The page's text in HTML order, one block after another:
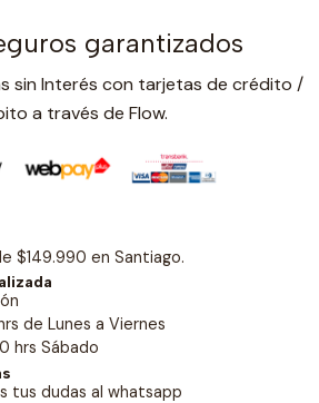
garantizados
sin Interés con tarjetas de crédito /
a través de Flow.
$149.990 en Santiago.
de Lunes a Viernes
hrs Sábado
tus dudas al whatsapp